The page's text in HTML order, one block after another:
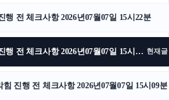
수원변호사
용인변호사
행 전 체크사항 2026년07월07일 15시22분
강남하수구막힘 진행 전 체크사항 2026년07월07일 15시16분 현재글
진행 전 체크사항 2026년07월07일 15시09분